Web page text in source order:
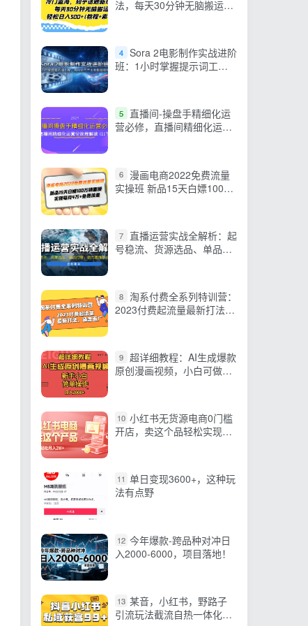
法，每天30分钟无脑搬运，
4 Sora 2电影制作实战进阶
班：1小时掌握提示词工
5
直播间-操盘手精细化运
营必修，直播间精细化运营
6 漫画电商2022免费流量
实操班 新品15天白嫖100万
7
直播运营实战全解析：起
号稳流、货源选品、单品打
8 淘系付费全系列特训营：
2023付费起流量最新打法，
9 超详细教程：AI生成爆款
原创漫画视频，小白可做，
10 小红书无货源电商0门槛
开店，卖这个品轻松实现月
11 单日变现3600+，这种玩
法有点野
12 今年爆款-跨品种对冲日
入2000-6000，项目落地！
13 某音，小红书，野路子
引流玩法截流自热一体化日